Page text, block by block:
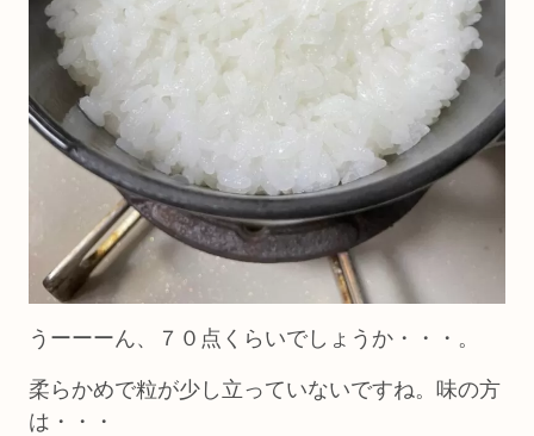
うーーーん、７０点くらいでしょうか・・・。
柔らかめで粒が少し立っていないですね。味の方
は・・・